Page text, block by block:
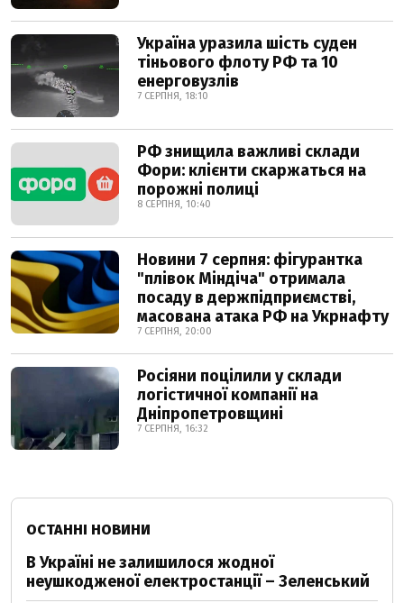
Україна уразила шість суден
тіньового флоту РФ та 10
енерговузлів
7 СЕРПНЯ, 18:10
РФ знищила важливі склади
Фори: клієнти скаржаться на
порожні полиці
8 СЕРПНЯ, 10:40
Новини 7 серпня: фігурантка
"плівок Міндіча" отримала
посаду в держпідприємстві,
масована атака РФ на Укрнафту
7 СЕРПНЯ, 20:00
Росіяни поцілили у склади
логістичної компанії на
Дніпропетровщині
7 СЕРПНЯ, 16:32
ОСТАННІ НОВИНИ
В Україні не залишилося жодної
неушкодженої електростанції – Зеленський